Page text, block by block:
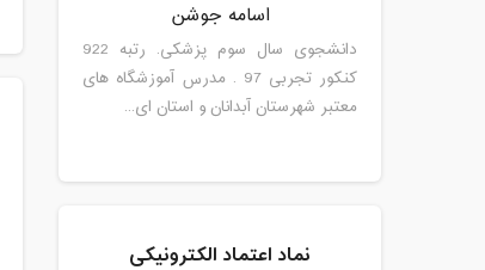
اسامه جوشن
دانشجوی سال سوم پزشکی. رتبه 922
کنکور تجربی 97 . مدرس آموزشگاه های
معتبر شهرستان آبدانان و استان ای...
نماد اعتماد الکترونیکی